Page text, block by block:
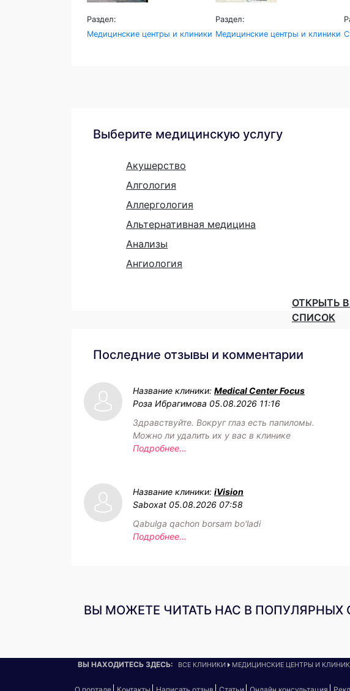
Раздел:
Медицинские центры и клиники
Раздел:
Медицинские центры и клиники
Выберите медицинскую услугу
Акушерство
Алгология
Аллергология
Альтернативная медицина
Анализы
Ангиология
ОТКРЫТЬ
СПИСОК
Последние отзывы и комментарии
Название клиники: Medical Center Focus
Роза Ибрагимова 05.08.2026 11:16
Здравствуйте. Вокруг глаз есть папиломы.
Можно ли удалить их у вас в клинике
Подробнее...
Название клиники: iVision
Saboxat 05.08.2026 07:58
Qabulga qachon borsam bo'ladi
Подробнее...
ВЫ МОЖЕТЕ ЧИТАТЬ НАС В ПОПУЛЯРНЫХ
ВЫ НАХОДИТЕСЬ ЗДЕСЬ: ВСЕ КЛИНИКИ МЕДИЦИНСКИЕ ЦЕНТРЫ И